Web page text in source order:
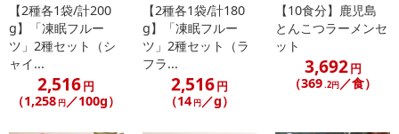
【2種各1袋/計200
g】「凍眠フルー
ツ」2種セット（シ
ャイ...
2,516円
（1,258 円 ／100g）
【2種各1袋/計180
g】「凍眠フルー
ツ」2種セット（ラ
フラ...
2,516円
（14 円／g）
【10食分】鹿児島
とんこつラーメンセ
ット
3,692円
（369.2円 ／食）